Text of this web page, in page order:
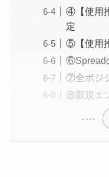
④【使用
定
⑤【使用
⑥Spread
⑦全ポジ
⑧新規エ